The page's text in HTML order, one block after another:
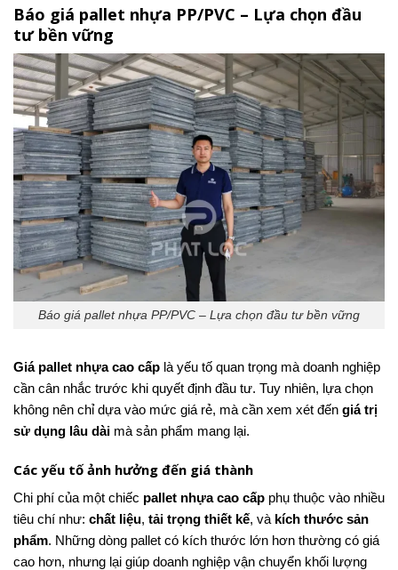
Báo giá pallet nhựa PP/PVC – Lựa chọn đầu
tư bền vững
Báo giá pallet nhựa PP/PVC – Lựa chọn đầu tư bền vững
Giá pallet nhựa cao cấp là yếu tố quan trọng mà doanh nghiệp
cần cân nhắc trước khi quyết định đầu tư. Tuy nhiên, lựa chọn
không nên chỉ dựa vào mức giá rẻ, mà cần xem xét đến giá trị
sử dụng lâu dài mà sản phẩm mang lại.
Các yếu tố ảnh hưởng đến giá thành
Chi phí của một chiếc pallet nhựa cao cấp phụ thuộc vào nhiều
tiêu chí như: chất liệu, tải trọng thiết kế, và kích thước sản
phẩm. Những dòng pallet có kích thước lớn hơn thường có giá
cao hơn, nhưng lại giúp doanh nghiệp vận chuyển khối lượng